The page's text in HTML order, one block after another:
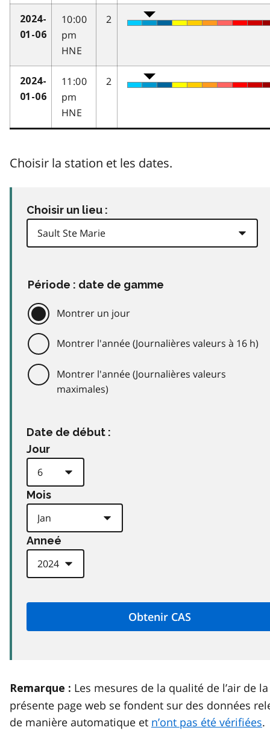
2024-
01-06
10:00
pm
HNE
2
2024-
01-06
11:00
pm
HNE
2
Choisir la station et les dates.
Choisir un lieu :
Période : date de gamme
Montrer un jour
Montrer l'année (Journalières valeurs à 16 h)
Montrer l'année (Journalières valeurs
maximales)
Date de début :
Jour
Mois
Anneé
Remarque : Les mesures de la qualité de l’air de la
présente page web se fondent sur des données
de manière automatique et n’ont pas été vérifiées.